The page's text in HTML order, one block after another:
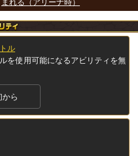
まれる（アリーナ時）
ル
を使用可能になるアビリティを無
から